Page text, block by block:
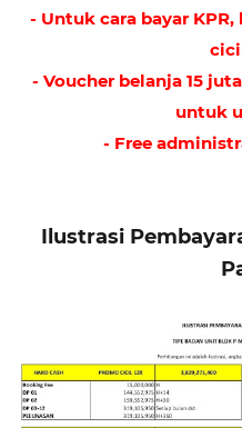
- Untuk cara bayar KPR,
- Voucher belanja 15
untuk
- Free
Ilustrasi